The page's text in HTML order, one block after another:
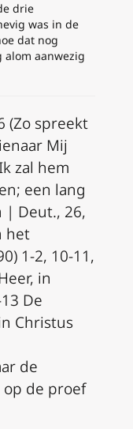
drie
was in de
dat nog
alom aanwezig
(Zo spreekt
Mij
zal hem
een lang
| Deut., 26,
het
1-2, 10-11,
in
De
Christus
de
de proef